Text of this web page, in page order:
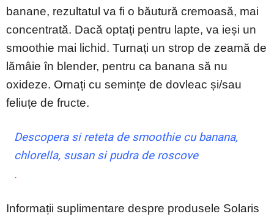
banane, rezultatul va fi o băutură cremoasă, mai
concentrată. Dacă optați pentru lapte, va ieși un
smoothie mai lichid. Turnați un strop de zeamă de
lămâie în blender, pentru ca banana să nu
oxideze. Ornați cu semințe de dovleac și/sau
feliuțe de fructe.
Descopera si reteta de smoothie cu banana,
chlorella, susan si pudra de roscove
.
Informații suplimentare despre produsele Solaris